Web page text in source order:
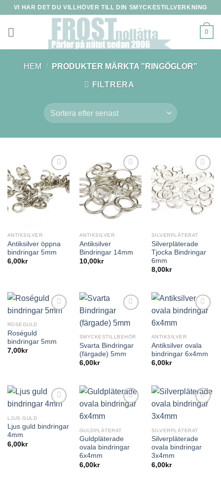
Skip
content
VI HAR DET DU VILLHÖVER TILL DIN SMYCKESTILLVERKNING
0
HEM / PRODUKTER MÄRKTA ”RINGÖGLOR”
FILTRERA
ANTIKSILVER
Antiksilver öppna
bindringar 5mm
6,00kr
ANTIKSILVER
Antiksilver
Bindringar 14mm
10,00kr
SILVERPLÄTERAT
Silverpläterade
Tjocka Bindringar
6mm
8,00kr
ROSÉGULD
Roséguld
bindringar 5mm
7,00kr
SMYCKESTILLBEHÖR
Svarta Bindringar
(färgade) 5mm
6,00kr
ANTIKSILVER
Antiksilver ovala
bindringar 6x4mm
6,00kr
LJUS GULD
Ljus guld bindringar
4mm
6,00kr
GULDPLÄTERAT
Guldpläterade
ovala bindringar
6x4mm
6,00kr
SILVERPLÄTERAT
Silverpläterade
ovala bindringar
3x4mm
6,00kr